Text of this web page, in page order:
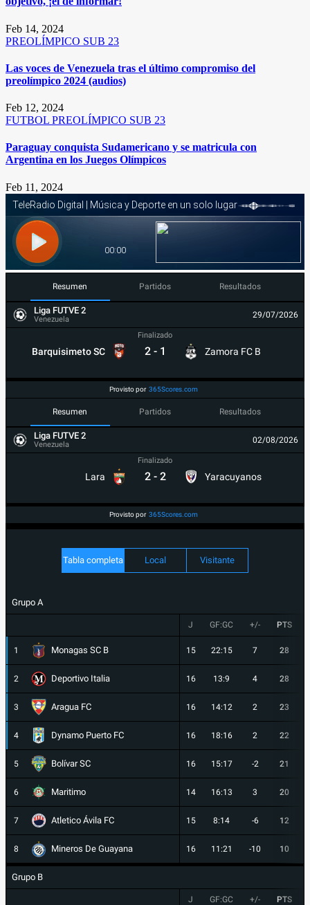
Feb 14, 2024
PREOLÍMPICO SUB 23
Las voces de Venezuela tras el último compromiso del
preolímpico 2024 (audios)
Feb 12, 2024
FUTBOL PREOLÍMPICO SUB 23
Paraguay conquista Sudamericano y se matricula con
Argentina en los Juegos Olímpicos
Feb 11, 2024
Resumen Partidos Resultados
Liga FUTVE 2
Venezuela 29/07/2026
Barquisimeto SC
Finalizado
2 - 1 Zamora FC B
Provisto por 365Scores.com
Resumen Partidos Resultados
Liga FUTVE 2
Venezuela 02/08/2026
Lara
Finalizado
2 - 2 Yaracuyanos
Provisto por 365Scores.com
Tabla completa Local Visitante
Grupo A
J GF:GC +/- PTS
1 Monagas SC B 15 22:15 7 28
2 Deportivo Italia 16 13:9 4 28
3 Aragua FC 16 14:12 2 23
4 Dynamo Puerto FC 16 18:16 2 22
5 Bolívar SC 16 15:17 -2 21
6 Maritimo 14 16:13 3 20
7 Atletico Ávila FC 15 8:14 -6 12
8 Mineros De Guayana 16 11:21 -10 10
Grupo B
J GF:GC +/- PTS